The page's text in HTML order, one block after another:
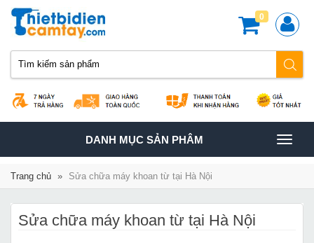
0
TOGGLE
NAVIGATION
DANH MỤC SẢN PHÂM
Trang chủ » Sửa chữa máy khoan từ tại Hà Nội
Sửa chữa máy khoan từ tại Hà Nội